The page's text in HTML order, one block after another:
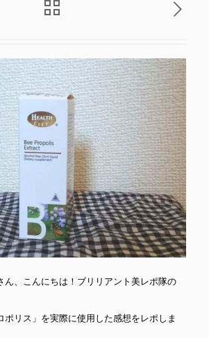
ん、こんにちは！ブリリアント美レポ隊の
ポリス」を実際に使用した感想をレポしま